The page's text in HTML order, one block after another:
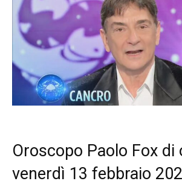
Oroscopo Paolo Fox di
venerdì 13 febbraio